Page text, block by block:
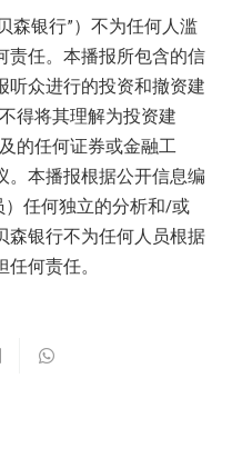
森银行”）不为任何人滥
责任。本播报所包含的信
听众进行的投资和撤资建
得将其理解为投资建
的任何证券或金融工
。本播报根据公开信息编
）任何独立的分析和/或
森银行不为任何人员根据
何责任。